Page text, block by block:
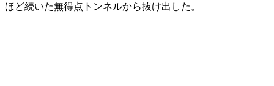
ほど続いた無得点トンネルから抜け出した。